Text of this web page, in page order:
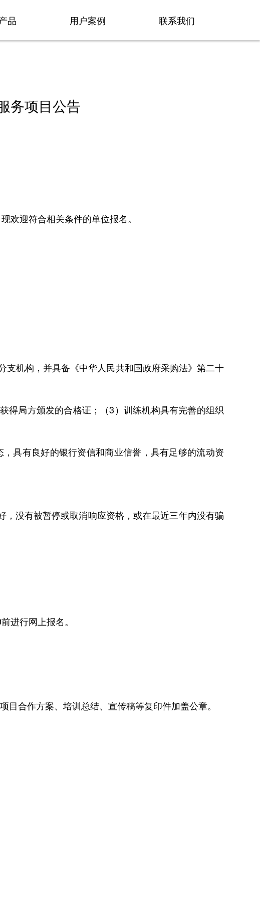
品 用户案例 联系我们
务项目公告
迎符合相关条件的单位报名。
机构，并具备《中华人民共和国政府采购法》第二十
局方颁发的合格证；（3）训练机构具有完善的组织
具有良好的银行资信和商业信誉，具有足够的流动资
没有被暂停或取消响应资格，或在最近三年内没有骗
进行网上报名。
合作方案、培训总结、宣传稿等复印件加盖公章。